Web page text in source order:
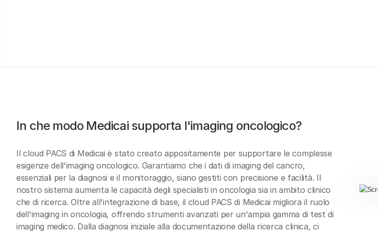
In che modo Medicai supporta l'imaging oncologico?
Il cloud PACS di Medicai è stato creato appositamente per supportare le complesse
esigenze dell'imaging oncologico. Garantiamo che i dati di imaging del cancro,
essenziali per la diagnosi e il monitoraggio, siano gestiti con precisione e facilità. Il
nostro sistema aumenta le capacità degli specialisti in oncologia sia in ambito clinico
che di ricerca. Oltre all'integrazione di base, il cloud PACS di Medicai migliora il ruolo
dell'imaging in oncologia, offrendo strumenti avanzati per un'ampia gamma di test di
imaging medico. Dalla diagnosi iniziale alla documentazione della ricerca clinica, ci